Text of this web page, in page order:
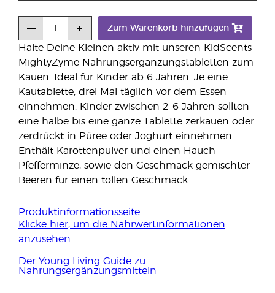
Halte Deine Kleinen aktiv mit unseren KidScents
MightyZyme Nahrungsergänzungstabletten zum
Kauen. Ideal für Kinder ab 6 Jahren. Je eine
Kautablette, drei Mal täglich vor dem Essen
einnehmen. Kinder zwischen 2-6 Jahren sollten
eine halbe bis eine ganze Tablette zerkauen oder
zerdrückt in Püree oder Joghurt einnehmen.
Enthält Karottenpulver und einen Hauch
Pfefferminze, sowie den Geschmack gemischter
Beeren für einen tollen Geschmack.
Produktinformationsseite
Klicke hier, um die Nährwertinformationen
anzusehen
Der Young Living Guide zu
Nahrungsergänzungsmitteln
Zum Warenkorb hinzufügen